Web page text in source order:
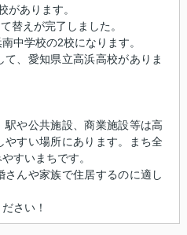
があります。
替えが完了しました。
中学校の2校になります。
、愛知県立高浜高校がありま
や公共施設、商業施設等は高
やすい場所にあります。まち全
すいまちです。
んや家族で住居するのに適し
さい！